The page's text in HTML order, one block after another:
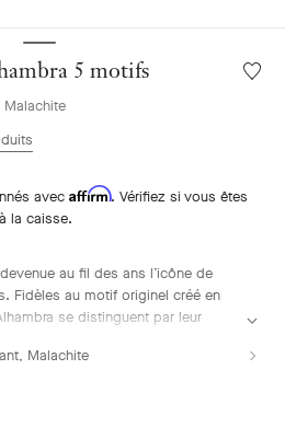
5 motifs
Malachite
Liste
5
avec Affirm. Vérifiez si vous êtes
la caisse.
au fil des ans l’icône de
Fidèles au motif originel créé en
se distinguent par leur
d’un délicat contour de
or jaune, malachite,
Diamant, Malachite